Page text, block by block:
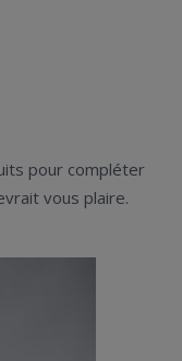
pour compléter
vous plaire.